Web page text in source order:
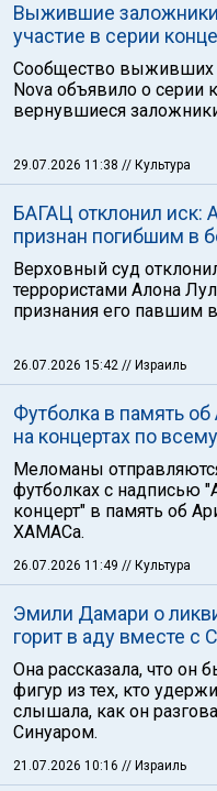
Выжившие
участие в серии
Сообщество выживших
Nova объявило о серии
вернувшиеся
29.07.2026 11:38 // Культура
БАГАЦ отклонил иск:
признан погибшим в
Верховный суд
террористами Алона
признания его
26.07.2026 15:42 // Израиль
Футболка в память
на концертах по
Меломаны
футболках с надписью
концерт" в память об
ХАМАСа.
26.07.2026 11:49 // Культура
Эмили Дамари о
горит в аду вместе с
Она рассказала, что он
фигур из тех, кто
слышала, как он
Синуаром.
21.07.2026 10:16 // Израиль